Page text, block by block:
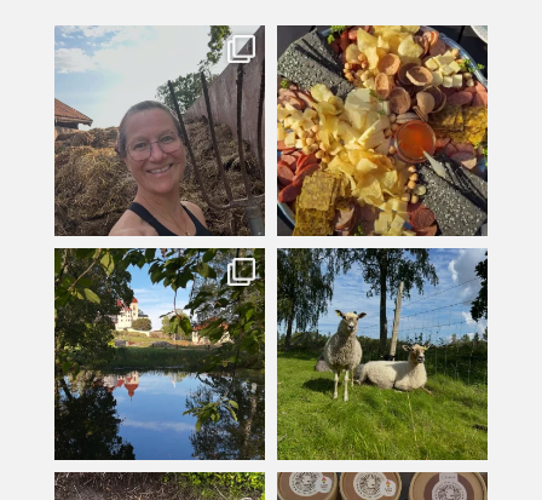
kullanslycka
Jul 29
kullanslycka
Jul 16
kullanslycka
Jul 12
kullanslycka
kullanslycka